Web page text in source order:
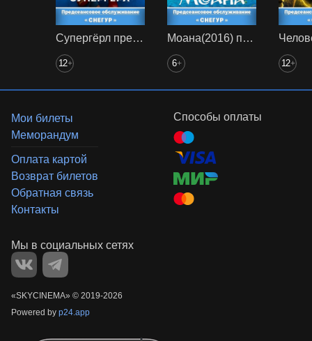
Супергёрл предс. обсл. Снегур
12+
Моана(2016) предс. обсл. Снегур
6+ 12+
Мои билеты
Меморандум
Оплата картой
Возврат билетов
Обратная связь
Контакты
Способы оплаты
«‎SKYCINEMA» © 2019-2026
Powered by p24.app